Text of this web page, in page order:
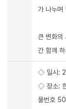
가 나누며
큰 변화의
간 함께
◇ 일시:
◇ 장소:
물번호